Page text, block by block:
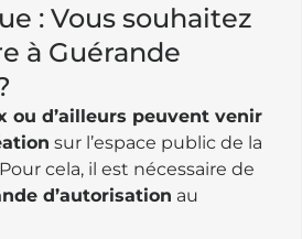
: Vous souhaitez
à Guérande
ou d’ailleurs peuvent venir
sur l’espace public de la
cela, il est nécessaire de
d’autorisation au